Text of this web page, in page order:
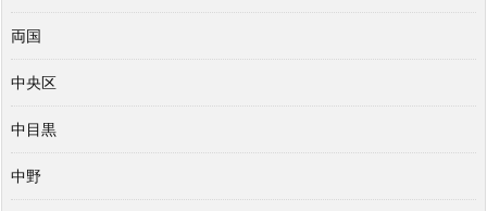
両国
中央区
中目黒
中野